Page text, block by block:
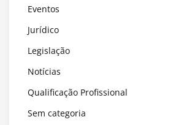
Eventos
Jurídico
Legislação
Notícias
Qualificação Profissional
Sem categoria